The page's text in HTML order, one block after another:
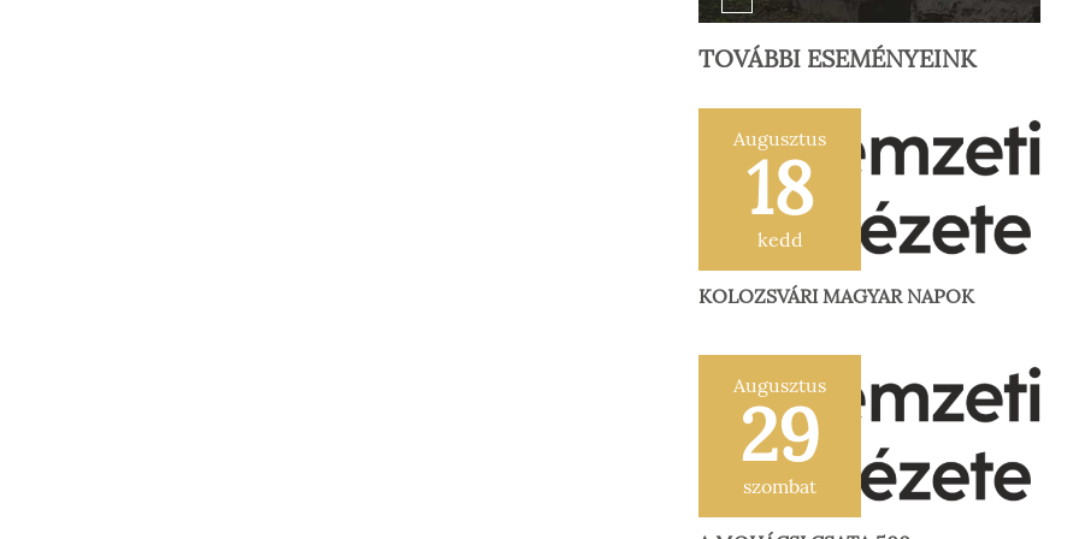
TOVÁBBI ESEMÉNYEINK
Augusztus
18
kedd
KOLOZSVÁRI MAGYAR NAPOK
Augusztus
29
szombat